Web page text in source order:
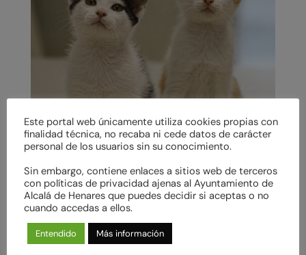
ARTAX y XAYIDE en adopción
F
a
c
T
w
i
E
a
W
h
a
Este portal web únicamente utiliza cookies propias con
finalidad técnica, no recaba ni cede datos de carácter
personal de los usuarios sin su conocimiento.
Sin embargo, contiene enlaces a sitios web de terceros
con políticas de privacidad ajenas al Ayuntamiento de
Alcalá de Henares que puedes decidir si aceptas o no
cuando accedas a ellos.
Entendido Más información